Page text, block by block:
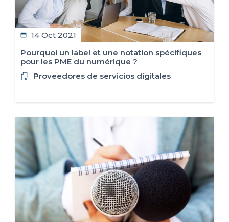
14 Oct 2021
Pourquoi un label et une notation spécifiques
pour les PME du numérique ?
Proveedores de servicios digitales